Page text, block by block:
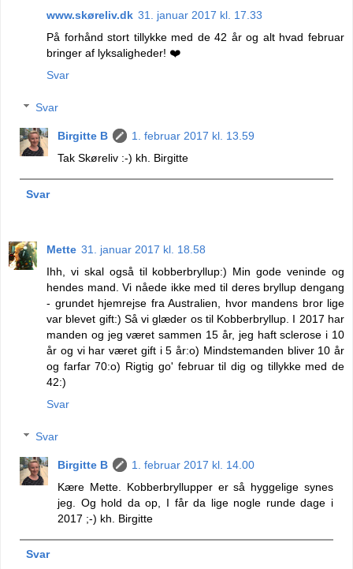
www.skøreliv.dk 31. januar 2017 kl. 17.33
På forhånd stort tillykke med de 42 år og alt hvad februar
bringer af lyksaligheder! ❤️
Svar
Svar
Birgitte B
1. februar 2017 kl. 13.59
Tak Skøreliv :-) kh. Birgitte
Svar
Mette 31. januar 2017 kl. 18.58
Ihh, vi skal også til kobberbryllup:) Min gode veninde og
hendes mand. Vi nåede ikke med til deres bryllup dengang
- grundet hjemrejse fra Australien, hvor mandens bror lige
var blevet gift:) Så vi glæder os til Kobberbryllup. I 2017 har
manden og jeg været sammen 15 år, jeg haft sclerose i 10
år og vi har været gift i 5 år:o) Mindstemanden bliver 10 år
og farfar 70:o) Rigtig go' februar til dig og tillykke med de
42:)
Svar
Svar
Birgitte B
1. februar 2017 kl. 14.00
Kære Mette. Kobberbryllupper er så hyggelige synes
jeg. Og hold da op, I får da lige nogle runde dage i
2017 ;-) kh. Birgitte
Svar